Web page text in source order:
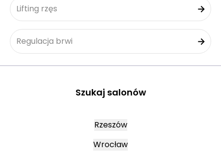
Lifting rzęs
Regulacja brwi
Szukaj salonów
Rzeszów
Wrocław